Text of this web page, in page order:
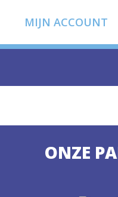
MIJN ACCOUNT
ONZE